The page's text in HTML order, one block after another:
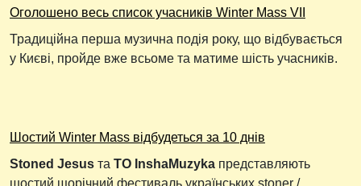
Оголошено весь список учасників Winter Mass VII
Традиційна перша музична подія року, що відбувається
у Києві, пройде вже всьоме та матиме шість учасників.
Шостий Winter Mass відбудеться за 10 днів
Stoned Jesus та ТО InshaMuzyka представляють
шостий щорічний фестиваль українських stoner /